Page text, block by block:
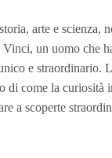
arte e scienza,
un uomo che
e straordinario.
di come la curiosità
a scoperte